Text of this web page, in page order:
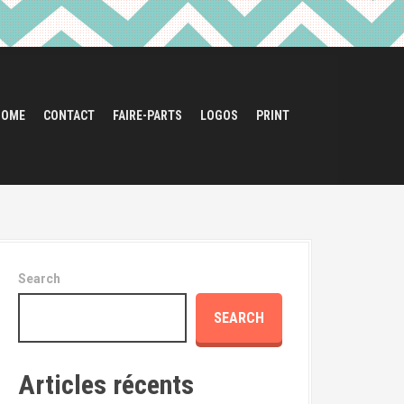
CONTACT FAIRE-PARTS LOGOS PRINT
Search
SEARCH
Articles récents